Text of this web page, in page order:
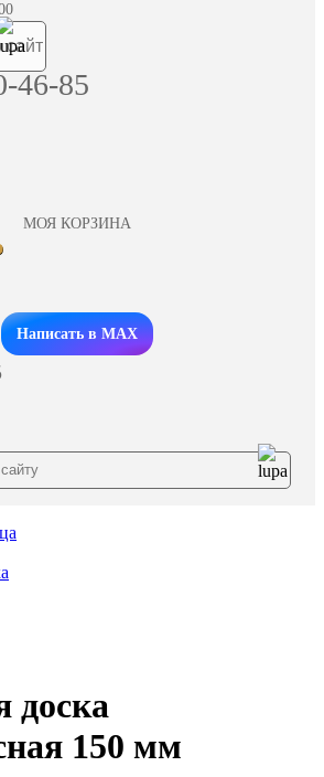
46-85
МОЯ КОРЗИНА
Заказать звонок
Написать в MAX
доска
150 мм